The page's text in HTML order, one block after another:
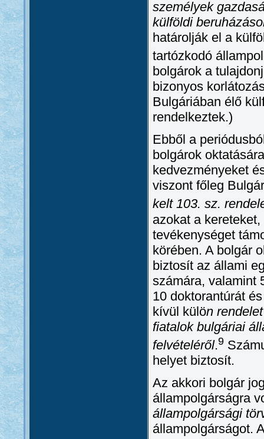
személyek
külföldi
határolják el a
tartózkodó
bolgárok a
bizonyos
Bulgáriában élő
rendelkeztek.)
Ebből a
bolgárok
kedvezményeket
viszont főleg
kelt 103. sz.
azokat a
tevékenységet
körében. A bolgár
biztosít az állami
számára, valamint
10 doktorantúrát
kívül külön
fiatalok bulgáriai
felvételéről.9
helyet biztosít.
Az akkori bolgár
állampolgárságra
állampolgársági
állampolgárságot.